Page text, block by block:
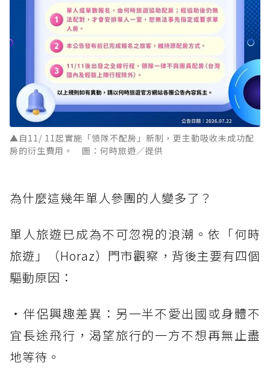
▲自11/ 11起實施「領隊不配房」新制，更主動吸收未成功配
房的衍生費用。 圖：何時旅遊／提供
為什麼這幾年單人參團的人變多了？
單人旅遊已成為不可忽視的浪潮。依「何時
旅遊」（Horaz）門市觀察，背後主要有四個
驅動原因：
・伴侶興趣差異：另一半不愛出國或身體不
宜長途飛行，渴望旅行的一方不想再無止盡
地等待。